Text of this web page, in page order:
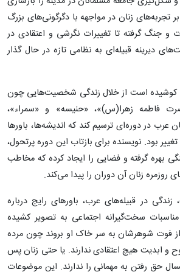
تجربه‌های زنان در مواجهه با دگرگونی‌های بزرگ
جنگ‌ گرفته تا تغییرات نگرشی و اعتقادی در
دیرینه قبیله‌ای به نظامی تازه‌ در حال گذار
کوشیده است از خلال زندگی شخصیت‌هایی چون
فاطمه زهرا(س)»، «حنیسه» و «سمراء»،
در دوره‌ای ترسیم کند که اندیشه‌ها، باورها
بود. نویسنده برای بازتاب این دوره پرتحول،
بهره گرفته و فضایی را ایجاد کرده که مخاطب
روزمره زنان آن دوران را پیدا می‌کند.
در قبیله‌های عرب، باورهای رایج درباره
مناسبات سخت‌گیرانه اجتماعی به تصویر کشیده
فوت شوهرشان به سر خاک او بروند چون مرده
و ابدیت هیچ اعتقادی ندارند. یا حتی زنان پس
حق رفتن به مهمانی را ندارند. این موضوعات